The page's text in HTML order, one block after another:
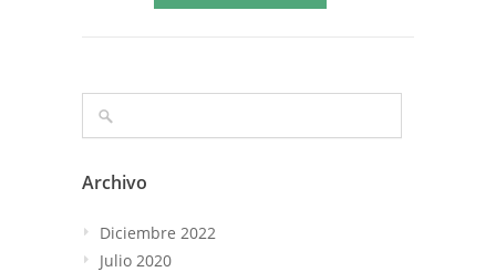
Archivo
Diciembre 2022
Julio 2020